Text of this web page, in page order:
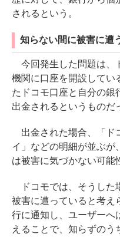
されるという。
知らない間に被害に遭
今回発生した問題は、
機関に口座を開設してい
たドコモ口座と自分の銀
出金されるというものだ
出金された場合、「ド
イ」などの明細が並ぶが
は被害に気づかない可能
ドコモでは、そうした
被害に遭っていると考え
行に通知し、ユーザーへ
えることで、知らずのう